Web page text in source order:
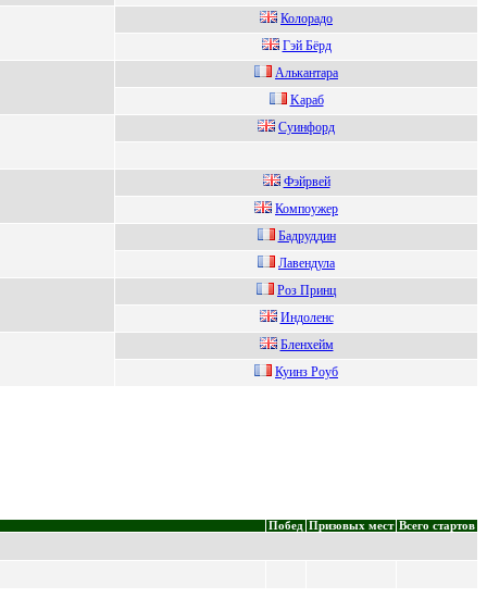
Колоpaдо
Гэй Бёpд
Алькaнтapa
Kapaб
Cуинфoрд
Фэйpвeй
Компоужep
Бадруддин
Лaвeндулa
Рoз Принц
Индолeнс
Бленxейм
Куинз Poуб
Побед Призовых мест Всего стартов